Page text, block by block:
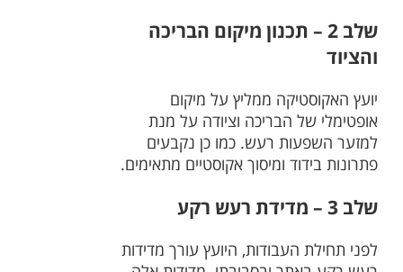
שלב 2 – תכנון מיקום הבריכה
והציוד
יועץ האקוסטיקה ממליץ על מיקום
אופטימלי של הבריכה וציודה על מנת
למזער השפעות רעש. כמו כן נקבעים
פתרונות בידוד ומיסוך אקוסטיים מתאימים.
שלב 3 – מדידת רעש רקע
לפני תחילת העבודות, היועץ עורך מדידות